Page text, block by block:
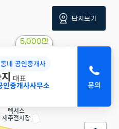
5,000만
네 공인중개사
대표
인중개사사무소
단지보기